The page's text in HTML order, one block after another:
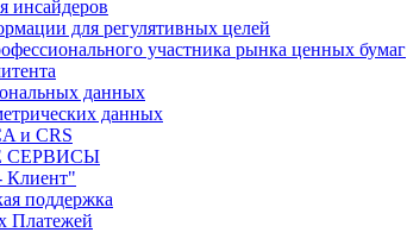
инсайдеров
для регулятивных целей
участника рынка ценных бумаг
данных
данных
и CRS
СЕРВИСЫ
Клиент"
поддержка
Платежей